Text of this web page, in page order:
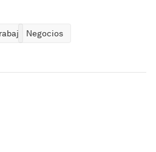
Negocios